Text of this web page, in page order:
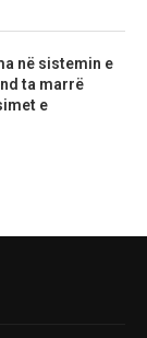
në sistemin e
ta marrë
e